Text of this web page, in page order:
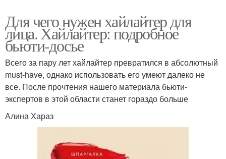
Для чего нужен хайлайтер для
лица. Хайлайтер: подробное
бьюти-досье
Всего за пару лет хайлайтер превратился в абсолютный
must-have, однако использовать его умеют далеко не
все. После прочтения нашего материала бьюти-
экспертов в этой области станет гораздо больше
Алина Хараз